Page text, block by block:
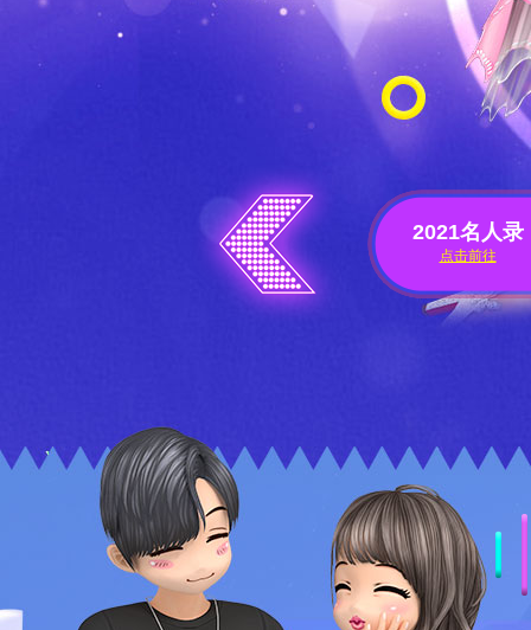
2020名人录
点击前往
2021名人录
点击前往